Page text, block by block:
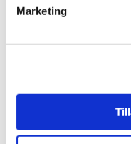
Marketing
2017 (167)
2013 (49)
2011 (13)